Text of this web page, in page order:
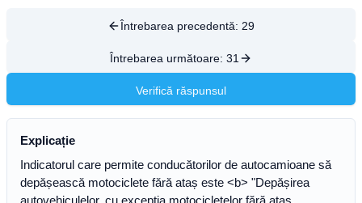
Întrebarea precedentă: 29
Întrebarea următoare: 31
Verifică răspunsul
Explicație
Indicatorul care permite conducătorilor de autocamioane să
depășească motociclete fără ataș este <b> "Depășirea
autovehiculelor, cu excepția motocicletelor fără ataș,